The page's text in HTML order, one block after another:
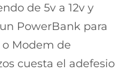
de 5v a 12v y
PowerBank para
Modem de
cuesta el adefesio